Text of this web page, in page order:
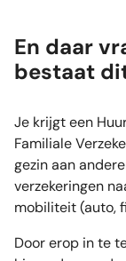
En daar
bestaat
Je krijgt een
Familiale
gezin aan
verzekeringen
mobiliteit (auto,
Door erop in te